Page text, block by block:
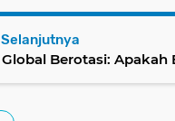
Berotasi: